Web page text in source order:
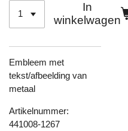
In
winkelwagen
Embleem met
tekst/afbeelding van
metaal
Artikelnummer:
441008-1267